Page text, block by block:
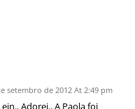
setembro de 2012 At 2:49 pm
Adorei.. A Paola foi